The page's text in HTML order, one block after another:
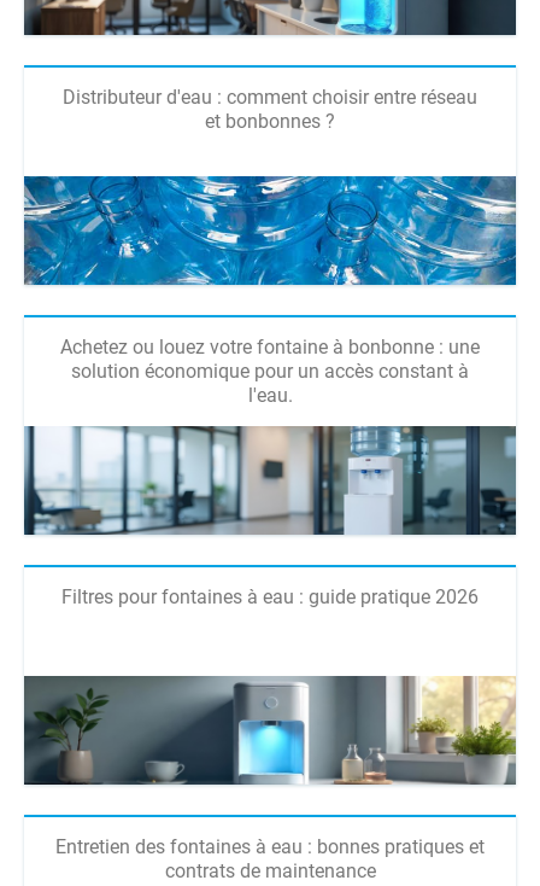
Distributeur d'eau : comment choisir entre réseau
et bonbonnes ?
Achetez ou louez votre fontaine à bonbonne : une
solution économique pour un accès constant à
l'eau.
Filtres pour fontaines à eau : guide pratique 2026
Entretien des fontaines à eau : bonnes pratiques et
contrats de maintenance